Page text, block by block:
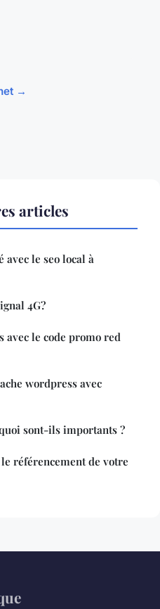
→
articles
le seo local à
4G?
avec le code promo red
wordpress avec
sont-ils importants ?
référencement de votre